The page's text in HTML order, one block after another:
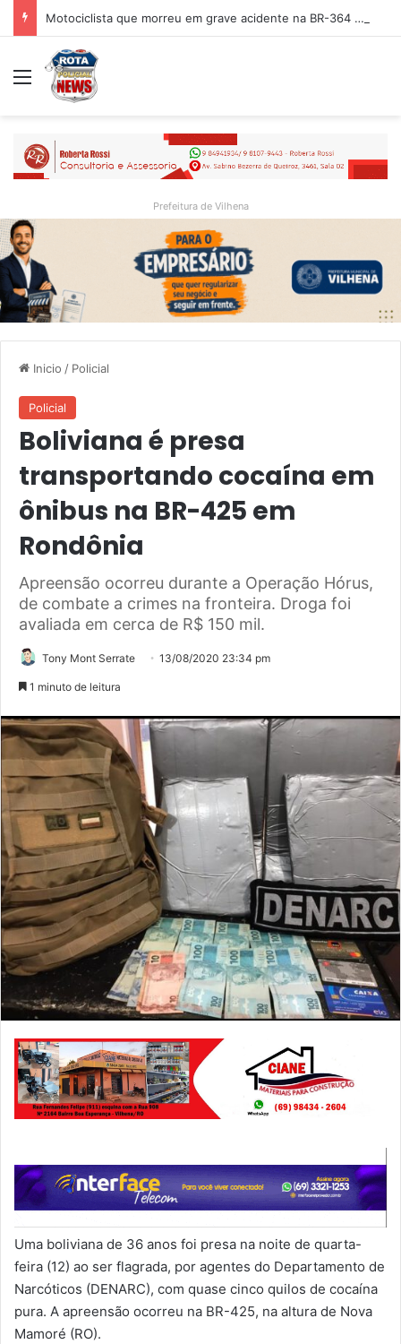
Motociclista que morreu em grave acidente na BR-364 é identificado; família procurava por ele antes de receber a notícia da tragédia
Menu
Prefeitura de Vilhena
Inicio / Policial
Policial
Boliviana é presa
transportando cocaína em
ônibus na BR-425 em
Rondônia
Apreensão ocorreu durante a Operação Hórus,
de combate a crimes na fronteira. Droga foi
avaliada em cerca de R$ 150 mil.
Tony Mont Serrate 13/08/2020 23:34 pm
1 minuto de leitura
Uma boliviana de 36 anos foi presa na noite de quarta-
feira (12) ao ser flagrada, por agentes do Departamento de
Narcóticos (DENARC), com quase cinco quilos de cocaína
pura. A apreensão ocorreu na BR-425, na altura de Nova
Mamoré (RO).